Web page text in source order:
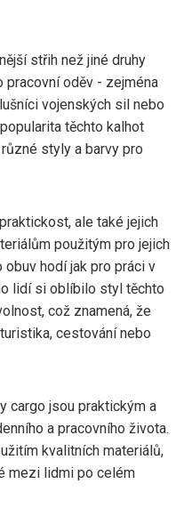
střih než jiné druhy
pracovní oděv - zejména
vojenských sil nebo
těchto kalhot
styly a barvy pro
ale také jejich
použitým pro jejich
obuv hodí jak pro práci v
lidí si oblíbilo styl těchto
což znamená, že
cestování nebo
cargo jsou praktickým a
a pracovního života.
kvalitních materiálů,
mezi lidmi po celém